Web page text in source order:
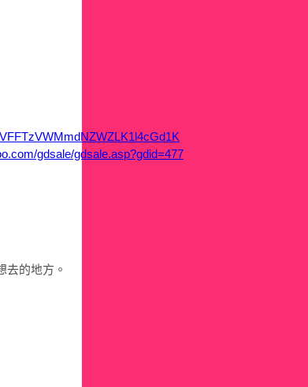
gdsale/gdsale.asp?gdid=477
去的地方。